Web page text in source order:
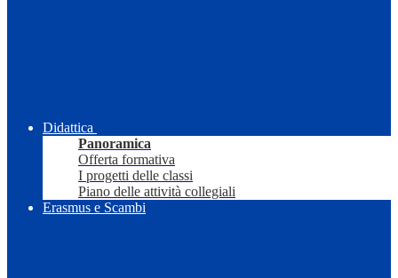
Didattica
Panoramica
Offerta formativa
I progetti delle classi
Piano delle attività collegiali
Erasmus e Scambi